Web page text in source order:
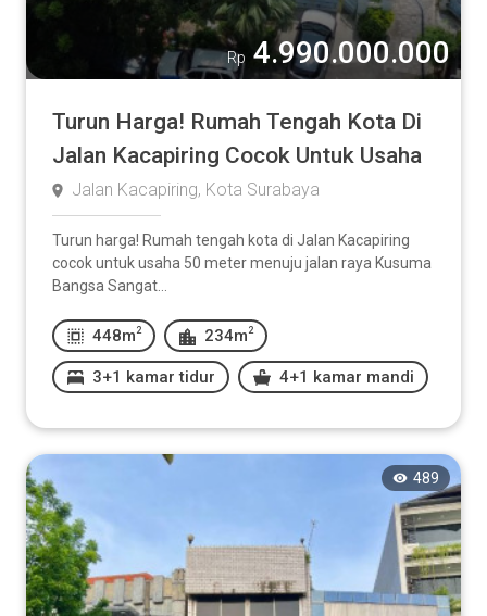
Rp 4.990.000.000
Turun Harga! Rumah Tengah Kota Di
Jalan Kacapiring Cocok Untuk Usaha
Jalan Kacapiring, Kota Surabaya
Turun harga! Rumah tengah kota di Jalan Kacapiring
cocok untuk usaha 50 meter menuju jalan raya Kusuma
Bangsa Sangat...
448m 2 234m 2
3+1 kamar tidur 4+1 kamar mandi
489